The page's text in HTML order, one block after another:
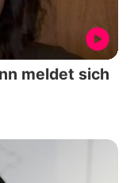
meldet sich